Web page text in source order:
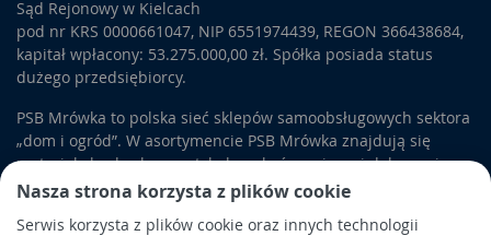
Nasza strona korzysta z plików cookie
Serwis korzysta z plików cookie oraz innych technologii
Sąd Rejonowy w Kielcach
pod nr KRS 0000661047, NIP 6551974439, REGON 366438684,
kapitał wpłacony: 53.275.000,00 zł. Spółka posiada status
dużego przedsiębiorcy.
PSB Mrówka to polska sieć sklepów samoobsługowych sektora
„dom i ogród”. W asortymencie PSB Mrówka znajdują się
materiały budowlane, artykuły wykończeniowe i dekoracyjne,
wyposażenie łazienek i kuchni, elektronarzędzia, a także
artykuły związane z ogrodem i otoczeniem domu.